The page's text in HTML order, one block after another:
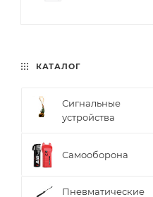
КАТАЛОГ
Сигнальные
устройства
Самооборона
Пневматические